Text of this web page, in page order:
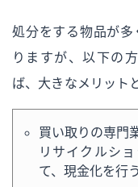
処分をする物品が
りますが、以下の
ば、大きなメリット
買い取りの専門
リサイクルシ
て、現金化を行う